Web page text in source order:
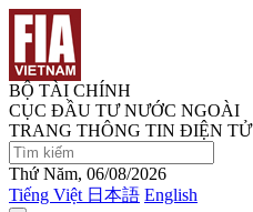
BỘ TÀI CHÍNH
CỤC ĐẦU TƯ NƯỚC NGOÀI
TRANG THÔNG TIN ĐIỆN TỬ
Thứ Năm, 06/08/2026
Tiếng Việt 日本語 English